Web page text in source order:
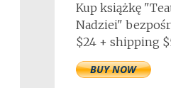
Kup książkę
Nadziei"
$24 + shipping